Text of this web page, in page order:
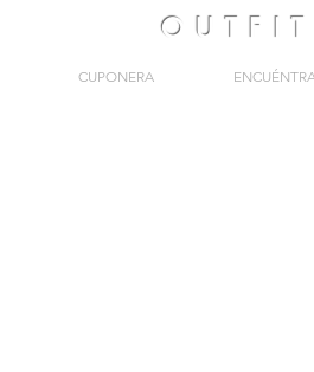
OUTFIT
CUPONERA